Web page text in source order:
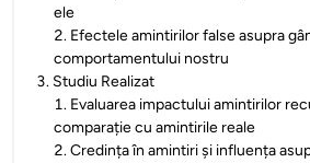
ele
2. Efectele amintirilor false asupra
comportamentului nostru
3. Studiu Realizat
1. Evaluarea impactului amintirilor
comparație cu amintirile reale
2.Credința în amintiri și influența